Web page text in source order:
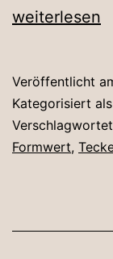
weiterlesen
Veröffentlicht
Kategorisiert als
Formwert,